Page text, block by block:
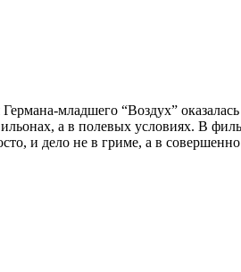
младшего “Воздух”
а в полевых условиях. В
и дело не в гриме, а в